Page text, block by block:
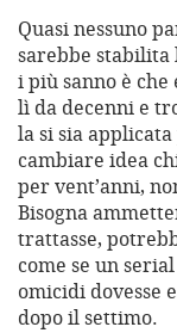
Quasi nessuno
sarebbe stabilita
i più sanno è che
lì da decenni e
la si sia
cambiare idea
per vent’anni,
Bisogna
trattasse,
come se un
omicidi dovesse
dopo il settimo.